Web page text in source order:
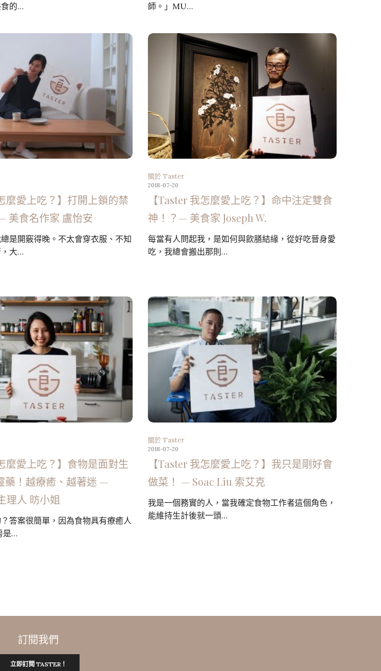
食的…
師。」MU…
麼愛上吃？】打開上鎖的禁
美食名作家 盧怡安
是開竅得晚。不太會穿衣服、不知
，大…
關於 Taster
2018-07-20
【Taster 我怎麼愛上吃？】命中注定雙食
神！？— 美食家 Joseph W.
每當有人問起我，是如何與飲膳結緣，從好吃晉身愛
吃，我總會搬出那則…
麼愛上吃？】食物是面對生
藥！越療癒、越著迷 —
理人 昉小姐
答案很簡單，因為食物具有療癒人
是…
關於 Taster
2018-07-20
【Taster 我怎麼愛上吃？】我只是剛好會
做菜！ — Soac Liu 索艾克
我是一個務實的人，當我確定食物工作者這個角色，
能維持生計後就一頭…
訂閱我們
立即訂閱 TASTER！